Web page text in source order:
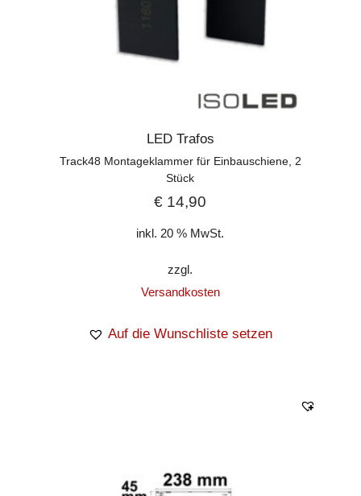
LED Trafos
Track48 Montageklammer für Einbauschiene, 2
Stück
€ 14,90
inkl. 20 % MwSt.
zzgl.
Versandkosten
Auf die Wunschliste setzen